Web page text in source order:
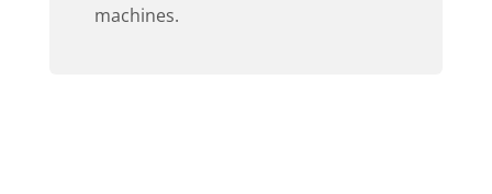
machines.